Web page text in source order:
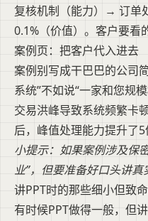
复核机制（能力）→ 订单
0.1%（价值）。客户要看
案例页：把客户代入进去
案例别写成干巴巴的公司
系统”不如说“一家和您规
交易洪峰导致系统频繁卡
后，峰值处理能力提升了5
小提示：如果案例涉及保
业”，但要准备好口头讲真
讲PPT时的那些细小但致
有时候PPT做得一般，但